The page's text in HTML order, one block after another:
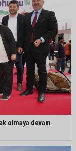
esrarengiz olay: 2
olmaya devam